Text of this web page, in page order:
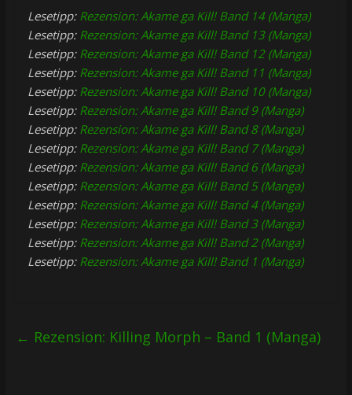
Lesetipp: Rezension: Akame ga Kill! Band 14 (Manga)
Lesetipp: Rezension: Akame ga Kill! Band 13 (Manga)
Lesetipp: Rezension: Akame ga Kill! Band 12 (Manga)
Lesetipp: Rezension: Akame ga Kill! Band 11 (Manga)
Lesetipp: Rezension: Akame ga Kill! Band 10 (Manga)
Lesetipp: Rezension: Akame ga Kill! Band 9 (Manga)
Lesetipp: Rezension: Akame ga Kill! Band 8 (Manga)
Lesetipp: Rezension: Akame ga Kill! Band 7 (Manga)
Lesetipp: Rezension: Akame ga Kill! Band 6 (Manga)
Lesetipp: Rezension: Akame ga Kill! Band 5 (Manga)
Lesetipp: Rezension: Akame ga Kill! Band 4 (Manga)
Lesetipp: Rezension: Akame ga Kill! Band 3 (Manga)
Lesetipp: Rezension: Akame ga Kill! Band 2 (Manga)
Lesetipp: Rezension: Akame ga Kill! Band 1 (Manga)
← Rezension: Killing Morph – Band 1 (Manga)